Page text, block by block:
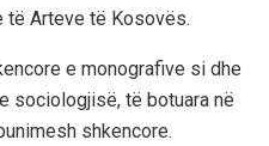
të Arteve të Kosovës.
e monografive si dhe
sociologjisë, të botuara në
shkencore.